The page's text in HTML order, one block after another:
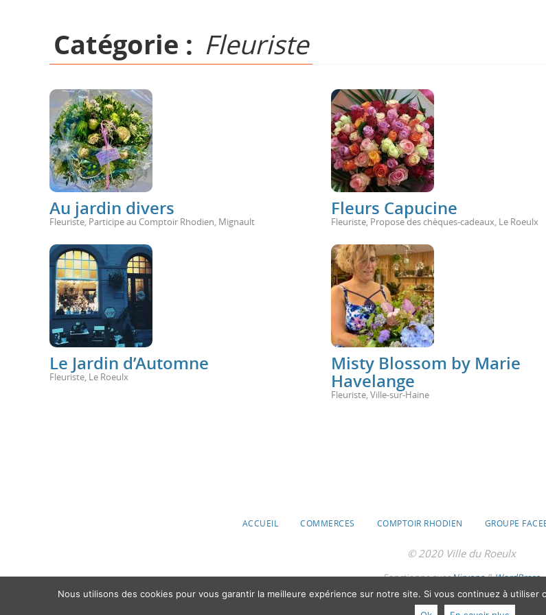
Catégorie : Fleuriste
Au jardin divers
Fleuriste, Participe au Comptoir Rhodien, Mignault
Fleurs Capucine
Fleuriste, Propose des chèques-cadeaux, Le Roeulx
Le Jardin d’Automne
Fleuriste, Le Roeulx
Misty Blossom by Marie
Havelange
Fleuriste, Ville-sur-Haine
ACCUEIL COMMERCES COMPTOIR RHODIEN GROUPE
© 2020 Ville du Roeulx
Fonctionne avecNirvana&WordPress.
Nous utilisons des cookies pour vous garantir la meilleure expérience sur notre site. Si vous continuez à